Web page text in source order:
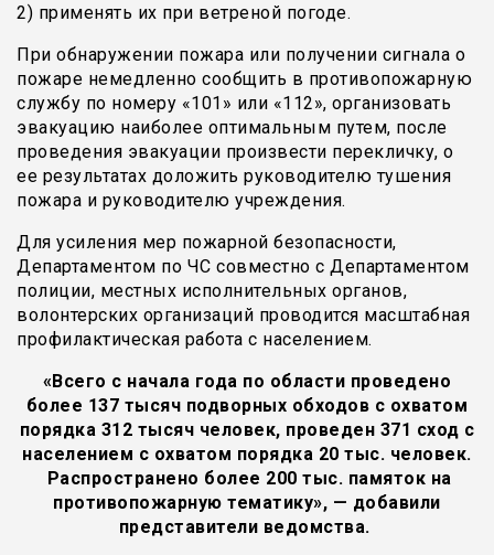
2) применять их при ветреной погоде.
При обнаружении пожара или получении сигнала о
пожаре немедленно сообщить в противопожарную
службу по номеру «101» или «112», организовать
эвакуацию наиболее оптимальным путем, после
проведения эвакуации произвести перекличку, о
ее результатах доложить руководителю тушения
пожара и руководителю учреждения.
Для усиления мер пожарной безопасности,
Департаментом по ЧС совместно с Департаментом
полиции, местных исполнительных органов,
волонтерских организаций проводится масштабная
профилактическая работа с населением.
«Всего с начала года по области проведено
более 137 тысяч подворных обходов с охватом
порядка 312 тысяч человек, проведен 371 сход с
населением с охватом порядка 20 тыс. человек.
Распространено более 200 тыс. памяток на
противопожарную тематику», — добавили
представители ведомства.